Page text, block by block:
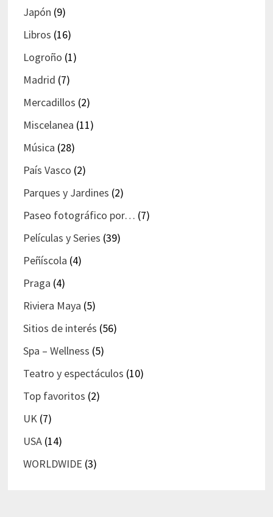
Japón (9)
Libros (16)
Logroño (1)
Madrid (7)
Mercadillos (2)
Miscelanea (11)
Música (28)
País Vasco (2)
Parques y Jardines (2)
Paseo fotográfico por… (7)
Películas y Series (39)
Peñíscola (4)
Praga (4)
Riviera Maya (5)
Sitios de interés (56)
Spa – Wellness (5)
Teatro y espectáculos (10)
Top favoritos (2)
UK(7)
USA(14)
WORLDWIDE (3)